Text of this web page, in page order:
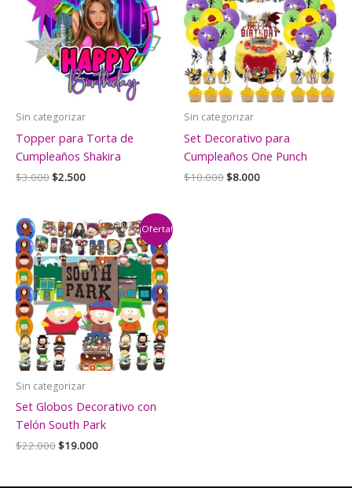
Sin categorizar
Topper para Torta de
Cumpleaños Shakira
$3.000El
era:
$3.000.
$2.500El
$2.500.
Sin categorizar
Set Decorativo para
Cumpleaños One Punch
$10.000El
$8.000El
¡Oferta!
Sin categorizar
Set Globos Decorativo con
Telón South Park
$22.000El
era:
$19.000El
es: